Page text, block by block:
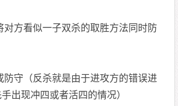
方看似一子双杀的取胜方法同时防
守（反杀就是由于进攻方的错误进
出现冲四或者活四的情况）